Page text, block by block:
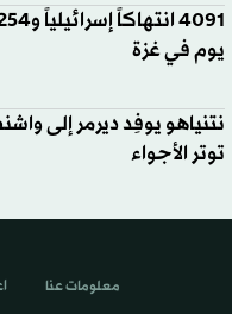
يوم في غزة
نتنياهو يوفِد ديرمر إلى
توتر الأجواء
معلومات عنا